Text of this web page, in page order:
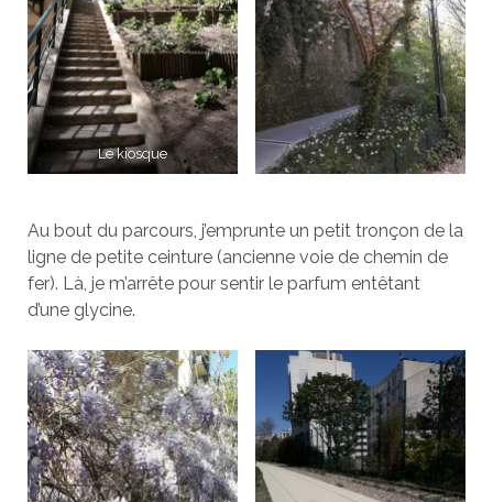
Le kiosque
Au bout du parcours, j’emprunte un petit tronçon de la
ligne de petite ceinture (ancienne voie de chemin de
fer). Là, je m’arrête pour sentir le parfum entêtant
d’une glycine.